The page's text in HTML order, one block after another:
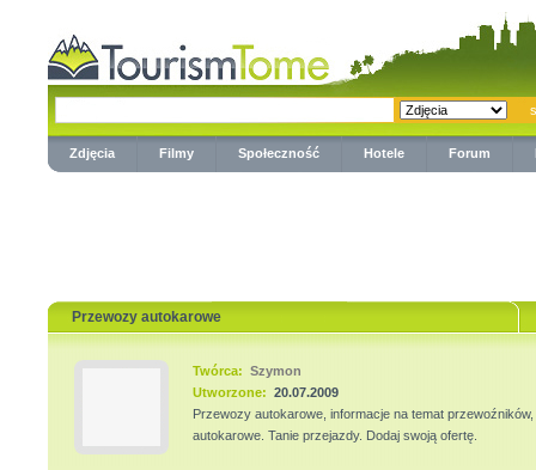
Zdjęcia Filmy Społeczność Hotele Forum
Przewozy autokarowe
Twórca: Szymon
Utworzone: 20.07.2009
Przewozy autokarowe, informacje na temat
autokarowe. Tanie przejazdy. Dodaj swoją ofertę.